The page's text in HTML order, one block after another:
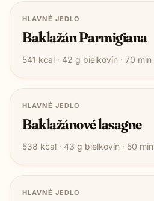
HLAVNÉ JEDLO
Baklažán Parmigiana
541 kcal · 42 g bielkovín · 70 min
HLAVNÉ JEDLO
Baklažánové lasagne
538 kcal · 43 g bielkovín · 50 min
HLAVNÉ JEDLO